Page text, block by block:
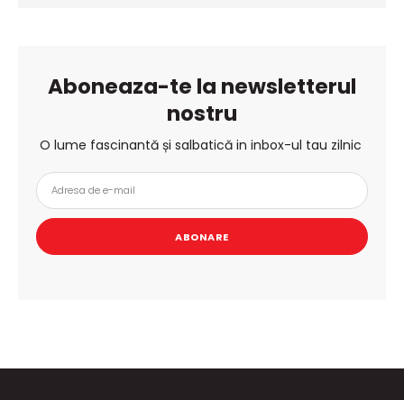
Aboneaza-te la newsletterul
nostru
O lume fascinantă și salbatică in inbox-ul tau zilnic
ABONARE